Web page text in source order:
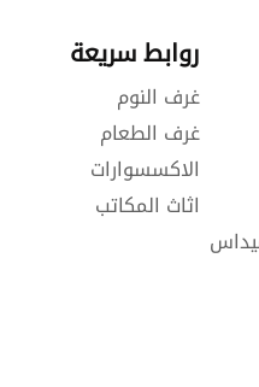
روابط سريعة
غرف النوم
غرف الطعام
الاكسسوارات
اثاث المكاتب